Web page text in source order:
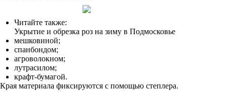
Читайте также:
Укрытие и обрезка роз на зиму в Подмосковье
мешковиной;
спанбондом;
агроволокном;
лутрасилом;
крафт-бумагой.
Края материала фиксируются с помощью степлера.